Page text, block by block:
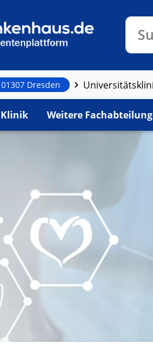
01307 Dresden
Klinik Weitere